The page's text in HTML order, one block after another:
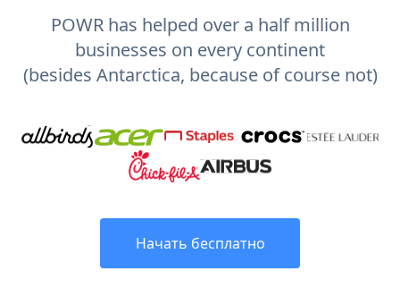
POWR has helped over a half million
businesses on every continent
(besides Antarctica, because of course not)
Начать бесплатно